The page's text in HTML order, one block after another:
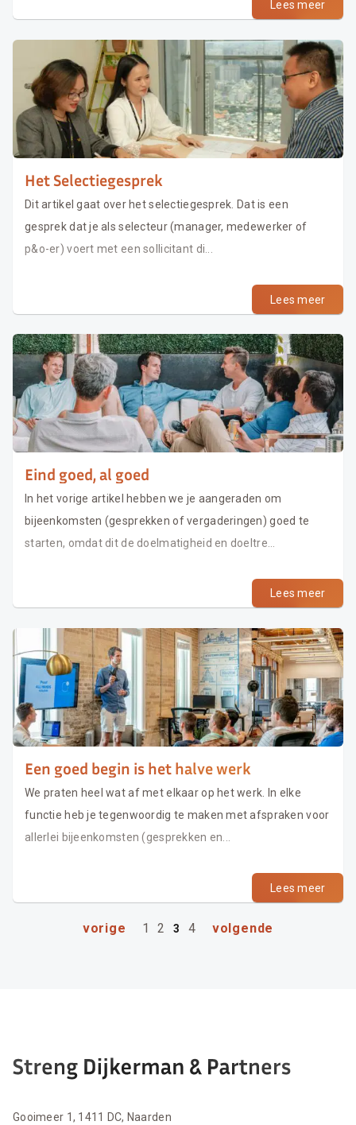
Lees meer
Het Selectiegesprek
Dit artikel gaat over het selectiegesprek. Dat is een
gesprek dat je als selecteur (manager, medewerker of
p&o-er) voert met een sollicitant di...
Lees meer
Eind goed, al goed
In het vorige artikel hebben we je aangeraden om
bijeenkomsten (gesprekken of vergaderingen) goed te
starten, omdat dit de doelmatigheid en doeltre...
Lees meer
Een goed begin is het halve werk
We praten heel wat af met elkaar op het werk. In elke
functie heb je tegenwoordig te maken met afspraken voor
allerlei bijeenkomsten (gesprekken en...
Lees meer
vorige 1 2 3 4 volgende
Gooimeer 1, 1411 DC, Naarden